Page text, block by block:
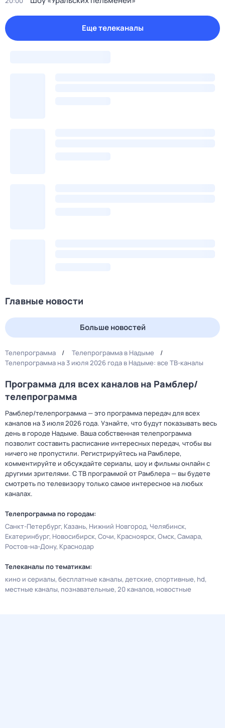
Еще телеканалы
Главные новости
Больше новостей
Телепрограмма
Телепрограмма в Надыме
Телепрограмма на 3 июля 2026 года в Надыме: все ТВ-каналы
Программа для всех каналов на Рамблер/
телепрограмма
Рамблер/телепрограмма — это программа передач для всех
каналов на 3 июля 2026 года. Узнайте, что будут показывать весь
день в городе Надыме. Ваша собственная телепрограмма
позволит составить расписание интересных передач, чтобы вы
ничего не пропустили. Регистрируйтесь на Рамблере,
комментируйте и обсуждайте сериалы, шоу и фильмы онлайн с
другими зрителями. С ТВ программой от Рамблера — вы будете
смотреть по телевизору только самое интересное на любых
каналах.
Телепрограмма по городам:
Санкт-Петербург Казань Нижний Новгород Челябинск
Екатеринбург Новосибирск Сочи Красноярск Омск Самара
Ростов-на-Дону Краснодар
Телеканалы по тематикам:
кино и сериалы бесплатные каналы детские спортивные hd
местные каналы познавательные 20 каналов новостные